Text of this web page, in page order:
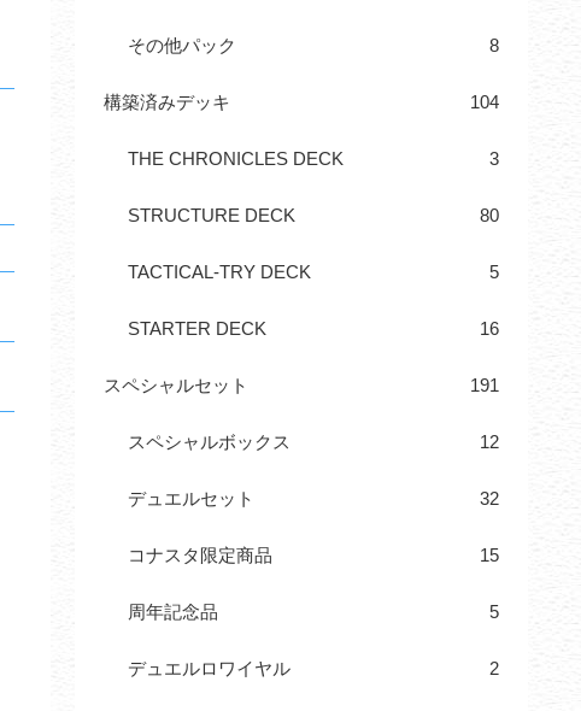
その他パック 8
構築済みデッキ 104
THE CHRONICLES DECK 3
STRUCTURE DECK 80
TACTICAL-TRY DECK 5
STARTER DECK 16
スペシャルセット 191
スペシャルボックス 12
デュエルセット 32
コナスタ限定商品 15
周年記念品 5
デュエルロワイヤル 2